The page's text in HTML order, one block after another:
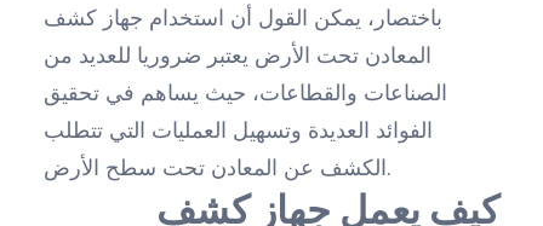
باختصار، يمكن القول أن استخدام جهاز كشف
المعادن تحت الأرض يعتبر ضروريا للعديد من
الصناعات والقطاعات، حيث يساهم في تحقيق
الفوائد العديدة وتسهيل العمليات التي تتطلب
الكشف عن المعادن تحت سطح الأرض.
كيف يعمل جهاز كشف